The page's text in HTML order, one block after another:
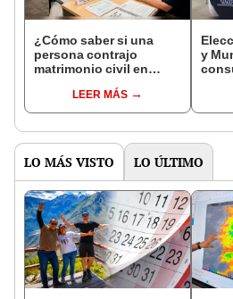
¿Cómo saber si una
persona contrajo
matrimonio civil en
LEER MÁS
y
de
LO MÁS VISTO LO ÚLTIMO